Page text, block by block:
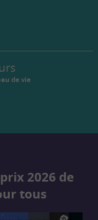
de vie
2026 de
tous